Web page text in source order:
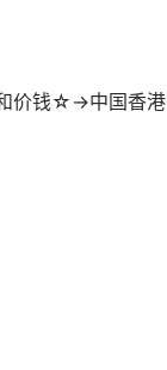
价钱☆→中国香港